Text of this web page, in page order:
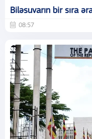
Biləsuvarın bir sıra
08:57